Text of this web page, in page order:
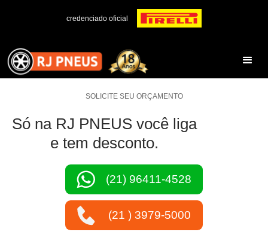
credenciado oficial
SOLICITE SEU ORÇAMENTO
Só na RJ PNEUS você liga
e tem desconto.
(21) 96411-4528
(21 ) 3979-5000